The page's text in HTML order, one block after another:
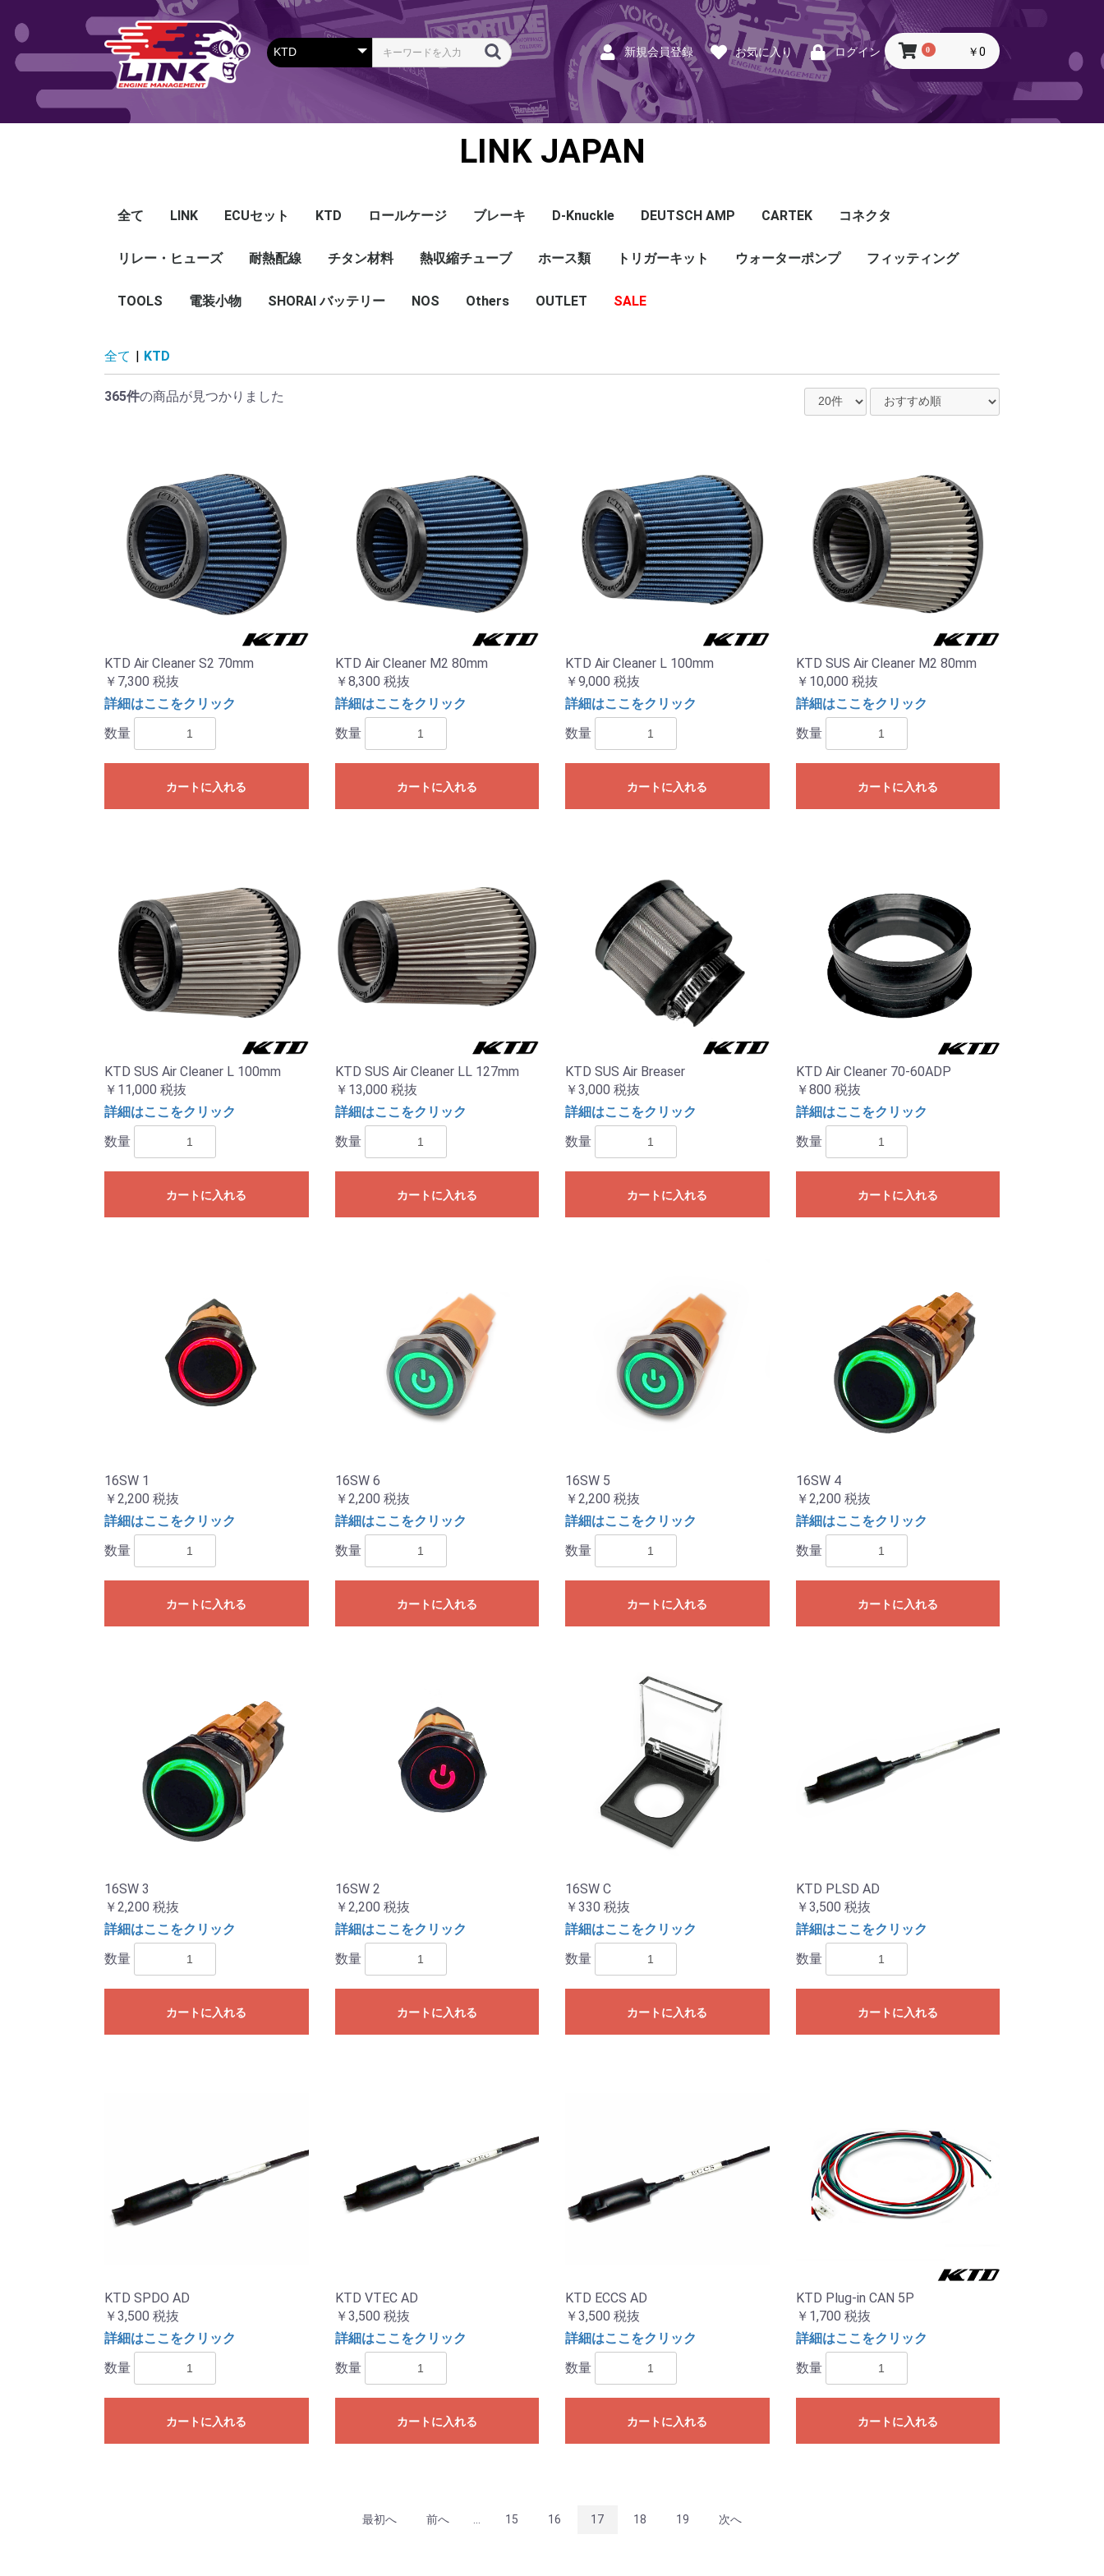
新規会員登録 お気に入り ログイン 0 ￥0
LINK JAPAN
全て LINK
Plug-in ECU Honda
Mazda
Mitsubishi
Nissan
Subaru
Toyota
その他
Wire-in ECU G5
G4X
G4＋
PDM
ECUアクセサリー Looms and Cables Terminals and Plugs
G1 - G4
CAN and Tuning
G4X - G4+
Mapセンサー
温度センサー
その他センサー
Exhaust O2センサー
CAN EGT modules
DI Driver
Ignition
Injection
Peripherals
Tuning Tools
E-Throttle
Driver Display
CAN Keypad
Apparel Hat
T-shirts
Foodies
ECUセット KTD
Looms
CAN＆Tuning ケーブ
コネクタ＆Pin
Wire-in ハーネス
拡張ハーネス G4+Kurofune
MAZDA
MITSUBISHI
HONDA
TOYOTA
NISSAN
センサー クランクセンサー
温度センサー
MAPセンサー
圧力センサー
ノックセンサー
CAN ラムダ 空燃比
ブーストコントロール
Injector
ISC
その他
Ignition Coil
クラセン
サージタンク
EXマニ
燃料
電スロ
シリコンホース
エンジンハーネス
ハーネスラベル
エアクリーナー
スイッチ
アダプタ類
その他
ロールケージ ブレーキ D-Knuckle DEUTSCH AMP
AMP SSC
DTM
DT
DTP
その他
CARTEK
CARTEK
コネクタ
Lambda
Ignition
Injector
Throttle. Accele
Honda
Subaru
Toyota
Mazda
Mitsubishi
Nissan
Porsche
その他
リレー・ヒューズ
リレー
リレーBOX
ヒューズケース
ブレーカー式ブレード
ブレーカー
耐熱配線
ETFE 配線
シールド線
モールド線
FEP 配線
シールド線
モールド線
チタン材料 熱収縮チューブ
ハンダ付 収縮チュー
耐熱収縮メッシュチュ
切れ込み付 メッシュ
DR
DW
DW クリア
その他
ホース類
シリコンホース
耐熱スリーブ
バキュームホース
燃料ホース
トリガーキット ウォーターポンプ フィッティング
TOOLS 電装小物 SHORAI バッテリー NOS Others OUTLET SALE
全て KTD
365件の商品が見つかりました
KTD Air Cleaner S2 70mm
￥7,300 税抜
詳細はここをクリック
数量
カートに入れる
KTD Air Cleaner M2 80mm
￥8,300 税抜
詳細はここをクリック
数量
カートに入れる
KTD Air Cleaner L 100mm
￥9,000 税抜
詳細はここをクリック
数量
カートに入れる
KTD SUS Air Cleaner M2 80mm
￥10,000 税抜
詳細はここをクリック
数量
カートに入れる
KTD SUS Air Cleaner L 100mm
￥11,000 税抜
詳細はここをクリック
数量
カートに入れる
KTD SUS Air Cleaner LL 127mm
￥13,000 税抜
詳細はここをクリック
数量
カートに入れる
KTD SUS Air Breaser
￥3,000 税抜
詳細はここをクリック
数量
カートに入れる
KTD Air Cleaner 70-60ADP
￥800 税抜
詳細はここをクリック
数量
カートに入れる
16SW 1
￥2,200 税抜
詳細はここをクリック
数量
カートに入れる
16SW 6
￥2,200 税抜
詳細はここをクリック
数量
カートに入れる
16SW 5
￥2,200 税抜
詳細はここをクリック
数量
カートに入れる
16SW 4
￥2,200 税抜
詳細はここをクリック
数量
カートに入れる
16SW 3
￥2,200 税抜
詳細はここをクリック
数量
カートに入れる
16SW 2
￥2,200 税抜
詳細はここをクリック
数量
カートに入れる
16SW C
￥330 税抜
詳細はここをクリック
数量
カートに入れる
KTD PLSD AD
￥3,500 税抜
詳細はここをクリック
数量
カートに入れる
KTD SPDO AD
￥3,500 税抜
詳細はここをクリック
数量
カートに入れる
KTD VTEC AD
￥3,500 税抜
詳細はここをクリック
数量
カートに入れる
KTD ECCS AD
￥3,500 税抜
詳細はここをクリック
数量
カートに入れる
KTD Plug-in CAN 5P
￥1,700 税抜
詳細はここをクリック
数量
カートに入れる
最初へ 前へ 15 16 17 18 19 次へ